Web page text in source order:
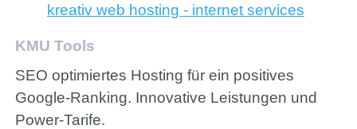
kreativ web hosting - internet services
KMU Tools
SEO optimiertes Hosting für ein positives
Google-Ranking. Innovative Leistungen und
Power-Tarife.